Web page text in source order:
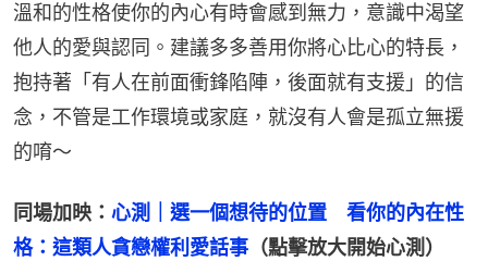
溫和的性格使你的內心有時會感到無力，意識中渴望
他人的愛與認同。建議多多善用你將心比心的特長，
抱持著「有人在前面衝鋒陷陣，後面就有支援」的信
念，不管是工作環境或家庭，就沒有人會是孤立無援
的唷～
同場加映： 心測｜選一個想待的位置　看你的內在性
格：這類人貪戀權利愛話事 （點擊放大開始心測）